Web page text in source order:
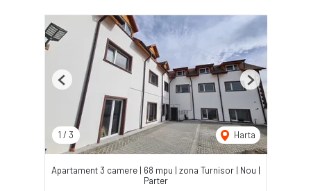
1 / 3 Harta
Previous Next
Apartament 3 camere | 68 mpu | zona Turnisor | Nou |
Parter